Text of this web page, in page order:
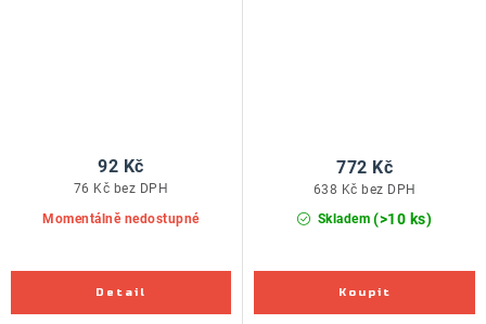
Momentálně nedostupné
76 Kč bez DPH
92 Kč
Skladem (>10 ks)
638 Kč bez DPH
772 Kč